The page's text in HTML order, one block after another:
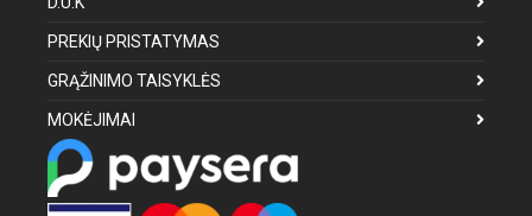
PREKIŲ PRISTATYMAS
GRĄŽINIMO TAISYKLĖS
MOKĖJIMAI